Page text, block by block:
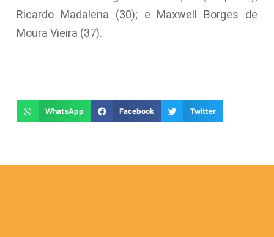
Ricardo Madalena (30); e Maxwell Borges de
Moura Vieira (37).
WhatsApp Facebook Twitter